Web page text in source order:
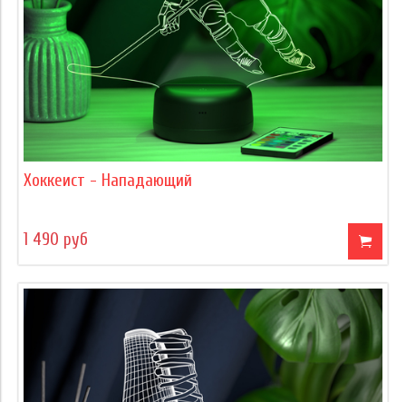
Хоккеист - Нападающий
1 490 руб